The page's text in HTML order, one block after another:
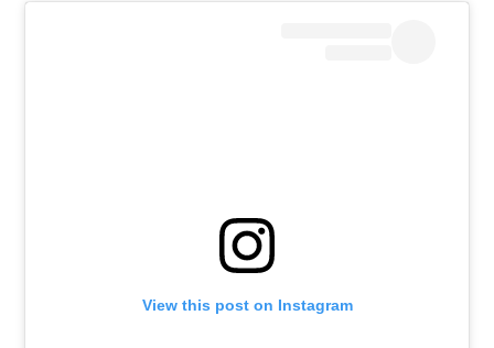
View this post on Instagram